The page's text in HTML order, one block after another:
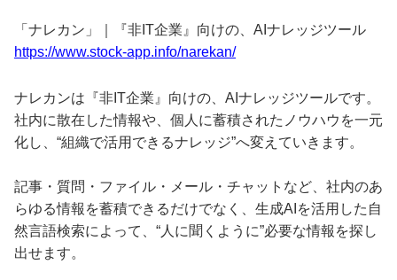
「ナレカン」｜『非IT企業』向けの、AIナレッジツール
https://www.stock-app.info/narekan/
ナレカンは『非IT企業』向けの、AIナレッジツールです。
社内に散在した情報や、個人に蓄積されたノウハウを一元
化し、“組織で活用できるナレッジ”へ変えていきます。
記事・質問・ファイル・メール・チャットなど、社内のあ
らゆる情報を蓄積できるだけでなく、生成AIを活用した自
然言語検索によって、“人に聞くように”必要な情報を探し
出せます。